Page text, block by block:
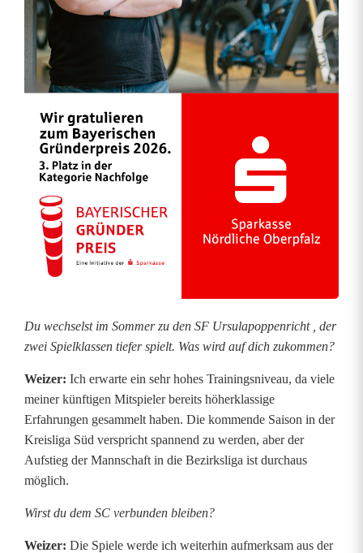
t
s
s
Du wechselst im Sommer zu den SF Ursulapoppenricht , der
zwei Spielklassen tiefer spielt. Was wird auf dich zukommen?
Weizer: Ich erwarte ein sehr hohes Trainingsniveau, da viele
meiner künftigen Mitspieler bereits höherklassige
Erfahrungen gesammelt haben. Die kommende Saison in der
Kreisliga Süd verspricht spannend zu werden, aber der
Aufstieg der Mannschaft in die Bezirksliga ist durchaus
möglich.
Wirst du dem SC verbunden bleiben?
Weizer: Die Spiele werde ich weiterhin aufmerksam aus der